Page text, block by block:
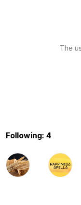
The
Following: 4